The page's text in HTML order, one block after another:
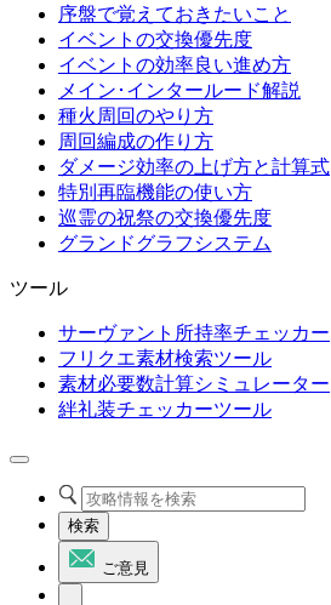
序盤で覚えておきたいこと
イベントの交換優先度
イベントの効率良い進め方
メイン･インタールード解説
種火周回のやり方
周回編成の作り方
ダメージ効率の上げ方と計算式
特別再臨機能の使い方
巡霊の祝祭の交換優先度
グランドグラフシステム
ツール
サーヴァント所持率チェッカー
フリクエ素材検索ツール
素材必要数計算シミュレーター
絆礼装チェッカーツール
検索
ご意見